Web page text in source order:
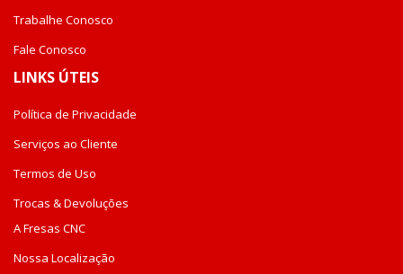
Trabalhe Conosco
Fale Conosco
LINKS ÚTEIS
Política de Privacidade
Serviços ao Cliente
Termos de Uso
Trocas & Devoluções
A Fresas CNC
Nossa Localização